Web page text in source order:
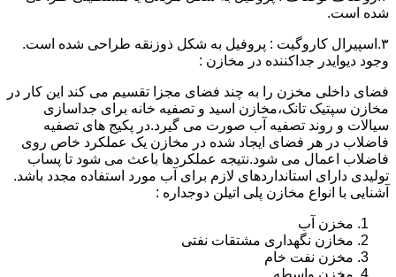
شده است.
۳.اسپیرال کاروگیت : پروفیل به شکل ذوزنقه طراحی شده است.
وجود دیوایدر جداکننده در مخازن :
فضای داخلی مخزن را به چند فضای مجزا تقسیم می کند این کار در
مخازن سپتیک تانک،مخازن اسید و تصفیه خانه برای جداسازی
سیالات و روند تصفیه آب صورت می گیرد.در پکیج های تصفیه
فاضلاب در هر فضای ایجاد شده در مخازن یک عملکرد خاص روی
فاضلاب اعمال می شود.نتیجه عملکردها باعث می شود تا پساب
تولیدی دارای استانداردهای لازم برای آب مورد استفاده مجدد باشد.
آشنایی با انواع مخازن پلی اتیلن دوجداره :
مخزن آب
مخازن نگهداری مشتقات نفتی
مخزن نفت خام
مخزن واسطه